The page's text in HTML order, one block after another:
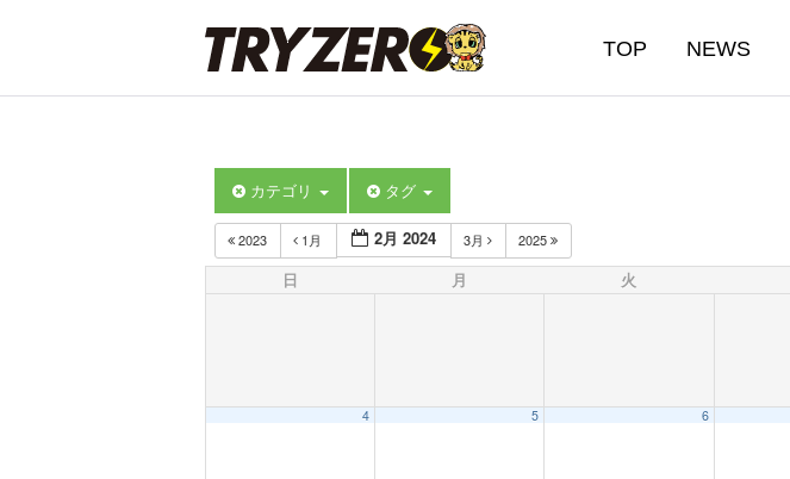
TOP NEWS
カテゴリ タグ
2023 1月 2月 2024 3月 2025
日 月 火
4 5 6